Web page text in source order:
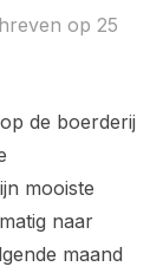
op 25
de boerderij
mooiste
naar
maand